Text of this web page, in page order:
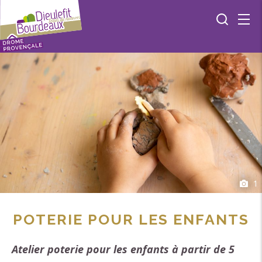
1
POTERIE POUR LES ENFANTS
Atelier poterie pour les enfants à partir de 5